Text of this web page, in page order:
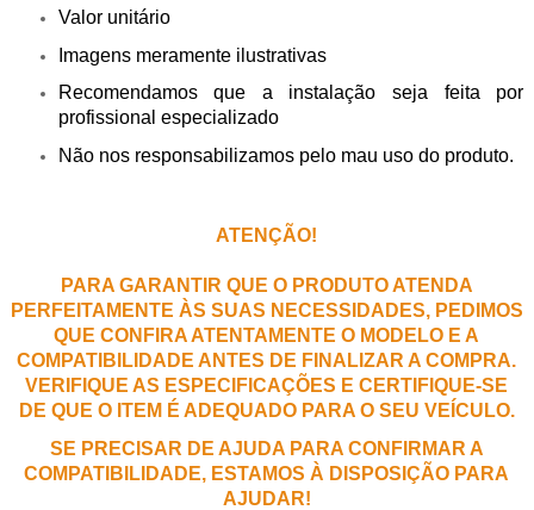
Valor unitário
Imagens meramente ilustrativas
Recomendamos que a instalação seja feita por
profissional especializado
Não nos responsabilizamos pelo mau uso do produto.
ATENÇÃO!
PARA GARANTIR QUE O PRODUTO ATENDA
PERFEITAMENTE ÀS SUAS NECESSIDADES, PEDIMOS
QUE CONFIRA ATENTAMENTE O MODELO E A
COMPATIBILIDADE ANTES DE FINALIZAR A COMPRA.
VERIFIQUE AS ESPECIFICAÇÕES E CERTIFIQUE-SE
DE QUE O ITEM É ADEQUADO PARA O SEU VEÍCULO.
SE PRECISAR DE AJUDA PARA CONFIRMAR A
COMPATIBILIDADE, ESTAMOS À DISPOSIÇÃO PARA
AJUDAR!